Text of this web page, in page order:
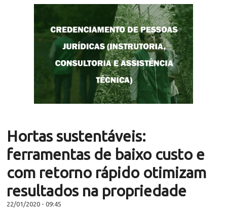
Hortas sustentáveis:
ferramentas de baixo custo e
com retorno rápido otimizam
resultados na propriedade
22/01/2020 - 09:45